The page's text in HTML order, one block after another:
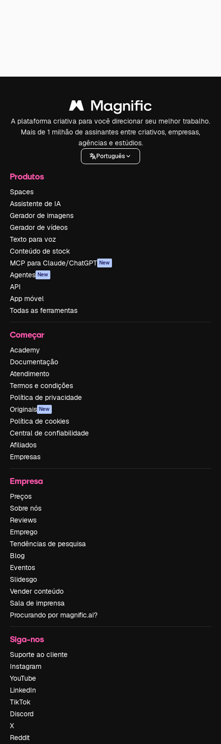
A plataforma criativa para você direcionar seu melhor trabalho.
Mais de 1 milhão de assinantes entre criativos, empresas,
agências e estúdios.
Português
Produtos
Spaces
Assistente de IA
Gerador de imagens
Gerador de vídeos
Texto para voz
Conteúdo de stock
MCP para Claude/ChatGPT New
Agentes New
API
App móvel
Todas as ferramentas
Começar
Academy
Documentação
Atendimento
Termos e condições
Política de privacidade
Originais New
Política de cookies
Central de confiabilidade
Afiliados
Empresas
Empresa
Preços
Sobre nós
Reviews
Emprego
Tendências de pesquisa
Blog
Eventos
Slidesgo
Vender conteúdo
Sala de imprensa
Procurando por magnific.ai?
Siga-nos
Suporte ao cliente
Instagram
YouTube
LinkedIn
TikTok
Discord
X
Reddit